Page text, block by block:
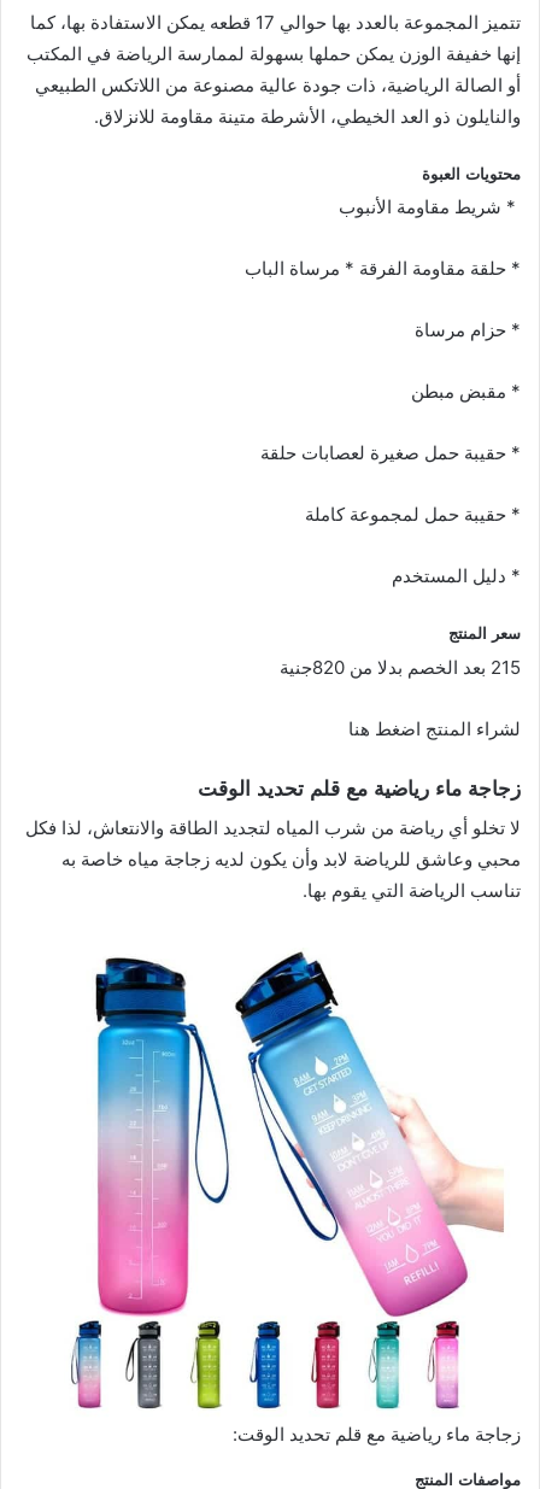
تتميز المجموعة بالعدد بها حوالي 17 قطعه يمكن الاستفادة بها، كما
إنها خفيفة الوزن يمكن حملها بسهولة لممارسة الرياضة في المكتب
أو الصالة الرياضية، ذات جودة عالية مصنوعة من اللاتكس الطبيعي
والنايلون ذو العد الخيطي، الأشرطة متينة مقاومة للانزلاق.
محتويات العبوة
* شريط مقاومة الأنبوب
* حلقة مقاومة الفرقة * مرساة الباب
* حزام مرساة
* مقبض مبطن
* حقيبة حمل صغيرة لعصابات حلقة
* حقيبة حمل لمجموعة كاملة
* دليل المستخدم
سعر المنتج
215 بعد الخصم بدلا من 820جنية
لشراء المنتج اضغط هنا
زجاجة ماء رياضية مع قلم تحديد الوقت
لا تخلو أي رياضة من شرب المياه لتجديد الطاقة والانتعاش، لذا فكل
محبي وعاشق للرياضة لابد وأن يكون لديه زجاجة مياه خاصة به
تناسب الرياضة التي يقوم بها.
زجاجة ماء رياضية مع قلم تحديد الوقت:
مواصفات المنتج